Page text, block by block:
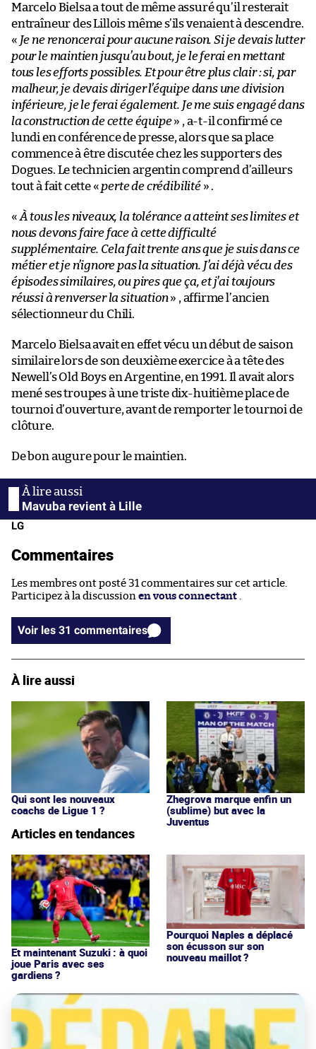
Marcelo Bielsa a tout de même assuré qu’il resterait
entraîneur des Lillois même s’ils venaient à descendre.
« Je ne renoncerai pour aucune raison. Si je devais lutter
pour le maintien jusqu’au bout, je le ferai en mettant
tous les efforts possibles. Et pour être plus clair : si, par
malheur, je devais diriger l’équipe dans une division
inférieure, je le ferai également. Je me suis engagé dans
la construction de cette équipe» , a-t-il confirmé ce
lundi en conférence de presse, alors que sa place
commence à être discutée chez les supporters des
Dogues. Le technicien argentin comprend d’ailleurs
tout à fait cette « perte de crédibilité» .
« À tous les niveaux, la tolérance a atteint ses limites et
nous devons faire face à cette difficulté
supplémentaire. Cela fait trente ans que je suis dans ce
métier et je n’ignore pas la situation. J’ai déjà vécu des
épisodes similaires, ou pires que ça, et j’ai toujours
réussi à renverser la situation» , affirme l’ancien
sélectionneur du Chili.
Marcelo Bielsa avait en effet vécu un début de saison
similaire lors de son deuxième exercice à a tête des
Newell’s Old Boys en Argentine, en 1991. Il avait alors
mené ses troupes à une triste dix-huitième place de
tournoi d’ouverture, avant de remporter le tournoi de
clôture.
De bon augure pour le maintien.
Mavuba revient à Lille
LG
Commentaires
Les membres ont posté 31 commentaires sur cet article.
Participez à la discussion en vous connectant
Voir les 31 commentaires
À lire aussi
Qui sont les nouveaux
coachs de Ligue 1 ?
Zhegrova marque enfin un
(sublime) but avec la
Juventus
Articles en tendances
Et maintenant Suzuki : à quoi
joue Paris avec ses
gardiens ?
Pourquoi Naples a déplacé
son écusson sur son
nouveau maillot ?